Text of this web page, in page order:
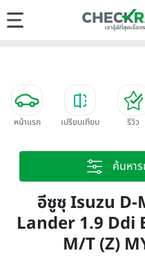
หน้าแรก เปรียบเทียบ รีวิว
ค้นหา
อีซูซุ Isuzu D-
Lander 1.9 Ddi
M/T (Z)